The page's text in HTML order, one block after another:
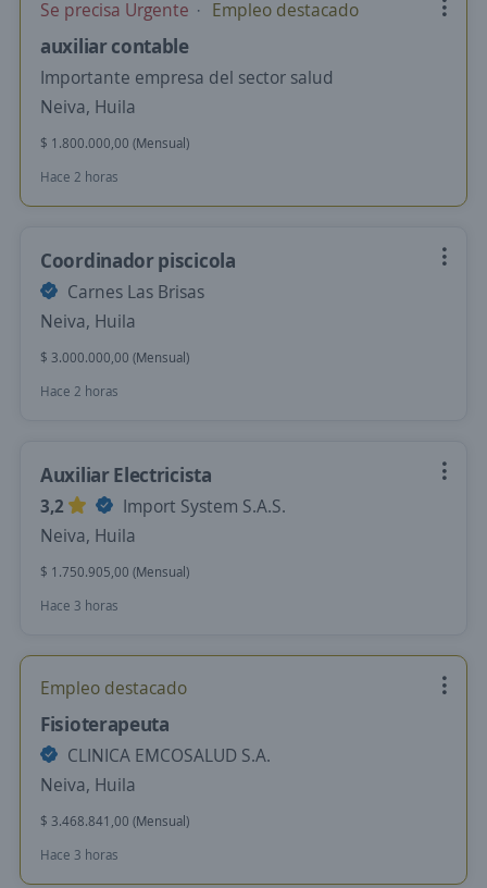
Se precisa Urgente Empleo destacado
auxiliar contable
Importante empresa del sector salud
Neiva, Huila
$ 1.800.000,00 (Mensual)
Hace 2 horas
Coordinador piscicola
Carnes Las Brisas
Neiva, Huila
$ 3.000.000,00 (Mensual)
Hace 2 horas
Auxiliar Electricista
3,2
Import System S.A.S.
Neiva, Huila
$ 1.750.905,00 (Mensual)
Hace 3 horas
Empleo destacado
Fisioterapeuta
CLINICA EMCOSALUD S.A.
Neiva, Huila
$ 3.468.841,00 (Mensual)
Hace 3 horas